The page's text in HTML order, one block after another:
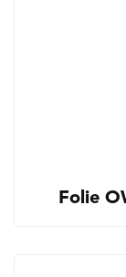
Folie